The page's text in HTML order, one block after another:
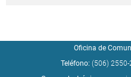
Oficina de
Teléfono: (506) 2550-